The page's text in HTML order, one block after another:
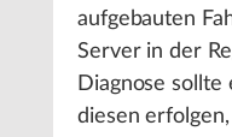
aufgebauten
Server in der
Diagnose
diesen